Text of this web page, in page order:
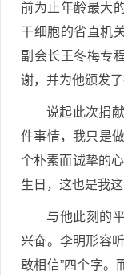
前为止年龄最大
干细胞的省直机
副会长王冬梅专
谢，并为他颁发了
说起此次捐
件事情，我只是
个朴素而诚挚的
生日，这也是我
与他此刻的
兴奋。李明形容
敢相信”四个字。